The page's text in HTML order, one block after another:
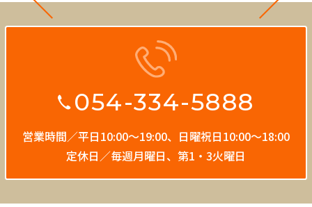
054-334-5888
営業時間／平日10:00〜19:00、 日曜祝日10:00〜18:00
定休日／毎週月曜日、第1・3火曜日